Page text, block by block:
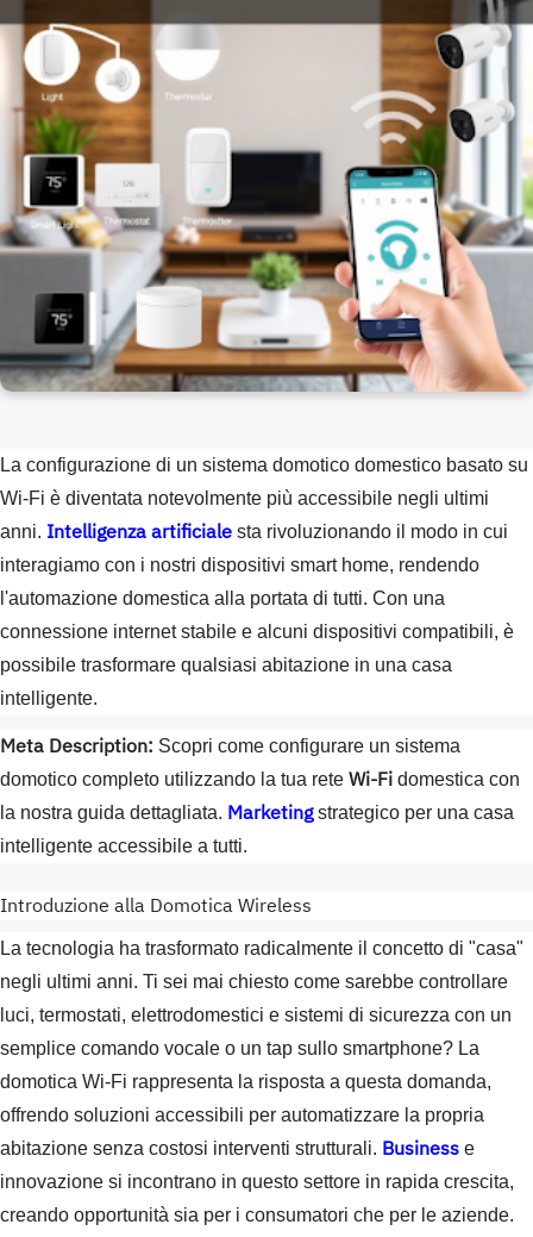
La configurazione di un sistema domotico domestico basato su
Wi-Fi è diventata notevolmente più accessibile negli ultimi
anni. Intelligenza artificiale sta rivoluzionando il modo in cui
interagiamo con i nostri dispositivi smart home, rendendo
l'automazione domestica alla portata di tutti. Con una
connessione internet stabile e alcuni dispositivi compatibili, è
possibile trasformare qualsiasi abitazione in una casa
intelligente.
Meta Description: Scopri come configurare un sistema
domotico completo utilizzando la tua rete Wi-Fi domestica con
la nostra guida dettagliata. Marketingstrategico per una casa
intelligente accessibile a tutti.
Introduzione alla Domotica Wireless
La tecnologia ha trasformato radicalmente il concetto di "casa"
negli ultimi anni. Ti sei mai chiesto come sarebbe controllare
luci, termostati, elettrodomestici e sistemi di sicurezza con un
semplice comando vocale o un tap sullo smartphone? La
domotica Wi-Fi rappresenta la risposta a questa domanda,
offrendo soluzioni accessibili per automatizzare la propria
abitazione senza costosi interventi strutturali. Business e
innovazione si incontrano in questo settore in rapida crescita,
creando opportunità sia per i consumatori che per le aziende.